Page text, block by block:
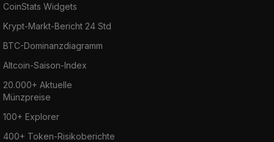
CoinStats Widgets
Krypt-Markt-Bericht 24 Std
BTC-Dominanzdiagramm
Altcoin-Saison-Index
20.000+ Aktuelle
Münzpreise
100+ Explorer
400+ Token-Risikoberichte